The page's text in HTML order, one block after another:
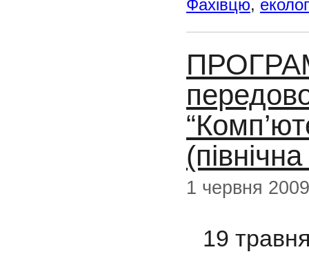
Фахівцю,
1 червня 2009
19